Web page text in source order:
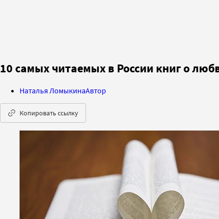
10 самых читаемых в России книг о
Наталья ЛомыкинаАвтор
Копировать ссылку